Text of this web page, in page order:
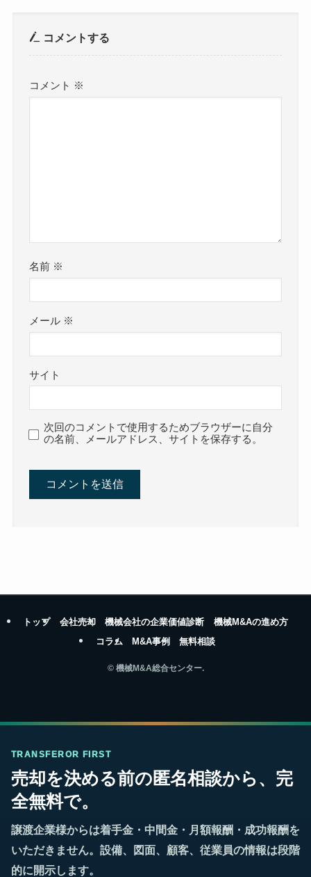
コメントする
コメント ※
名前 ※
メール ※
サイト
次回のコメントで使用するためブラウザーに自分
の名前、メールアドレス、サイトを保存する。
トップ 会社売却 機械会社の企業価値診断
機械M&Aの進め方
コラム
M&A事例 無料相談
©機械M&A総合センター.
TRANSFEROR FIRST
売却を決める前の匿名相談から、完
全無料で。
譲渡企業様からは着手金・中間金・月額報酬・成功報酬を
いただきません。設備、図面、顧客、従業員の情報は段階
的に開示します。